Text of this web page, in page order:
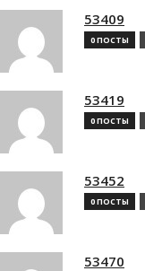
53409
0 ПОСТЫ
53419
0 ПОСТЫ
53452
0 ПОСТЫ
53470